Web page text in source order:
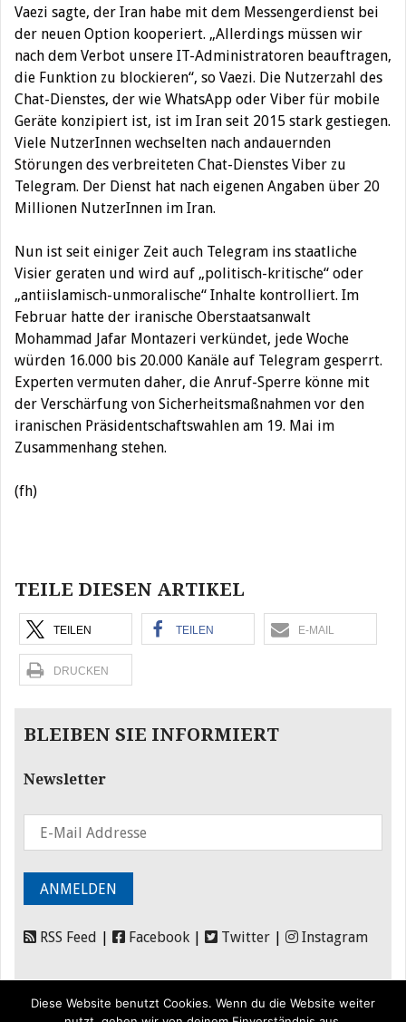
Vaezi sagte, der Iran habe mit dem Messengerdienst bei
der neuen Option kooperiert. „Allerdings müssen wir
nach dem Verbot unsere IT-Administratoren beauftragen,
die Funktion zu blockieren“, so Vaezi. Die Nutzerzahl des
Chat-Dienstes, der wie WhatsApp oder Viber für mobile
Geräte konzipiert ist, ist im Iran seit 2015 stark gestiegen.
Viele NutzerInnen wechselten nach andauernden
Störungen des verbreiteten Chat-Dienstes Viber zu
Telegram. Der Dienst hat nach eigenen Angaben über 20
Millionen NutzerInnen im Iran.
Nun ist seit einiger Zeit auch Telegram ins staatliche
Visier geraten und wird auf „politisch-kritische“ oder
„antiislamisch-unmoralische“ Inhalte kontrolliert. Im
Februar hatte der iranische Oberstaatsanwalt
Mohammad Jafar Montazeri verkündet, jede Woche
würden 16.000 bis 20.000 Kanäle auf Telegram gesperrt.
Experten vermuten daher, die Anruf-Sperre könne mit
der Verschärfung von Sicherheitsmaßnahmen vor den
iranischen Präsidentschaftswahlen am 19. Mai im
Zusammenhang stehen.
(fh)
TEILE DIESEN ARTIKEL
TEILEN TEILEN E-MAIL
DRUCKEN
BLEIBEN SIE INFORMIERT
Newsletter
RSS Feed Facebook Twitter Instagram
Diese Website benutzt Cookies. Wenn du die Website weiter